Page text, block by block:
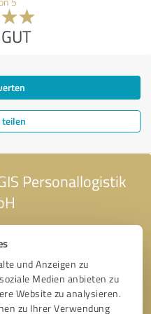
und Anzeigen zu
Medien anbieten zu
Website zu analysieren.
zu Ihrer Verwendung
teilen
Personallogistik